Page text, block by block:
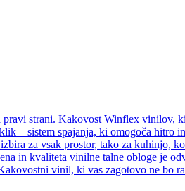
strani. Kakovost Winflex vinilov,
– sistem spajanja, ki omogoča hitro
za vsak prostor, tako za kuhinjo,
in kvaliteta vinilne talne obloge je
vinil, ki vas zagotovo ne